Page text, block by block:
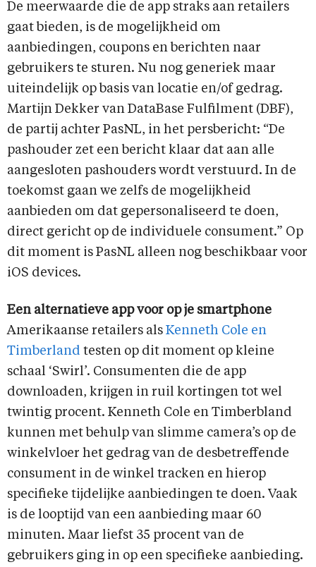
De meerwaarde die de app straks aan retailers
gaat bieden, is de mogelijkheid om
aanbiedingen, coupons en berichten naar
gebruikers te sturen. Nu nog generiek maar
uiteindelijk op basis van locatie en/of gedrag.
Martijn Dekker van DataBase Fulfilment (DBF),
de partij achter PasNL, in het persbericht: “De
pashouder zet een bericht klaar dat aan alle
aangesloten pashouders wordt verstuurd. In de
toekomst gaan we zelfs de mogelijkheid
aanbieden om dat gepersonaliseerd te doen,
direct gericht op de individuele consument.” Op
dit moment is PasNL alleen nog beschikbaar voor
iOS devices.
Een alternatieve app voor op je smartphone
Amerikaanse retailers als Kenneth Cole en
Timberland testen op dit moment op kleine
schaal ‘Swirl’. Consumenten die de app
downloaden, krijgen in ruil kortingen tot wel
twintig procent. Kenneth Cole en Timberbland
kunnen met behulp van slimme camera’s op de
winkelvloer het gedrag van de desbetreffende
consument in de winkel tracken en hierop
specifieke tijdelijke aanbiedingen te doen. Vaak
is de looptijd van een aanbieding maar 60
minuten. Maar liefst 35 procent van de
gebruikers ging in op een specifieke aanbieding.